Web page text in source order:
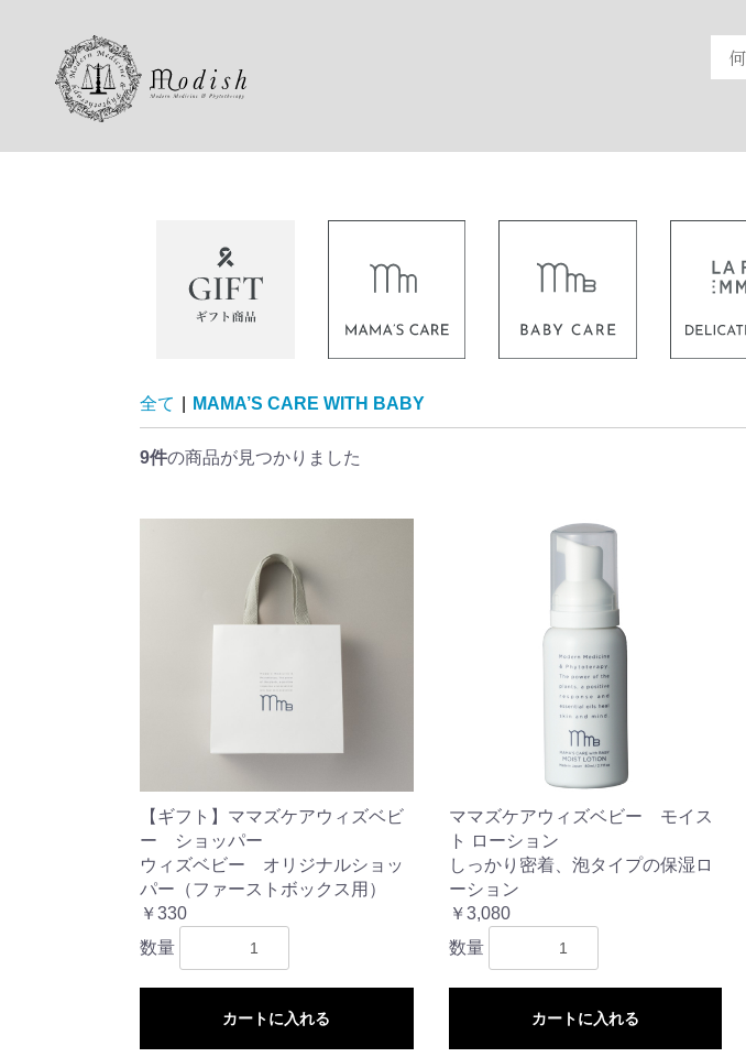
全て MAMA’S CARE WITH BABY
9件の商品が見つかりました
【ギフト】ママズケアウィズベビ
ー ショッパー
ウィズベビー オリジナルショッ
パー（ファーストボックス用）
￥330
数量
カートに入れる
ママズケアウィズベビー モイス
ト ローション
しっかり密着、泡タイプの保湿ロ
ーション
￥3,080
数量
カートに入れる